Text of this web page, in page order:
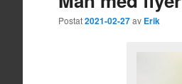
Postat2021-02-27av Erik